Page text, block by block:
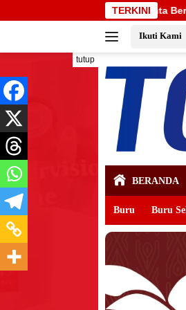
ke
TERKINI
Usai Pemalangan SD Negeri 09
Ikuti Kami
tutup
BERANDA
Buru Buru